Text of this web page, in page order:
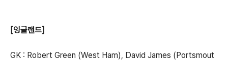
[잉글랜드]
GK : Robert Green (West Ham), David James (Portsmout